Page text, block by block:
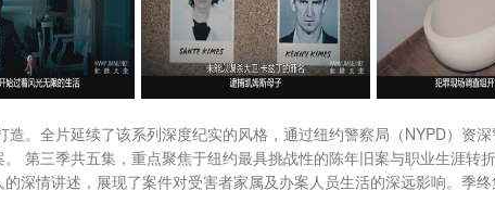
。全片延续了该系列深度纪实的风格，通过纽约警察局（NYPD）资
第三季共五集，重点聚焦于纽约最具挑战性的陈年旧案与职业生涯转
深情讲述，展现了案件对受害者家属及办案人员生活的深远影响。季